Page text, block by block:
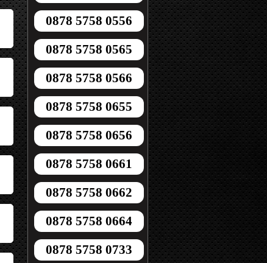
0878 5758 0556
0878 5758 0565
0878 5758 0566
0878 5758 0655
0878 5758 0656
0878 5758 0661
0878 5758 0662
0878 5758 0664
0878 5758 0733